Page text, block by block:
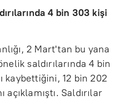
4 bin 303 kişi
2 Mart'tan bu yana
saldırılarında 4 bin
kaybettiğini, 12 bin 202
açıklamıştı. Saldırılar